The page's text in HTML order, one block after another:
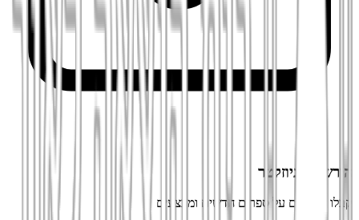
הירשמו לניוזלטר
קבלו עדכונים על ספרים חדשים ומבצעים